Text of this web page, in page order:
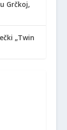
Grčkoj,
„Twin